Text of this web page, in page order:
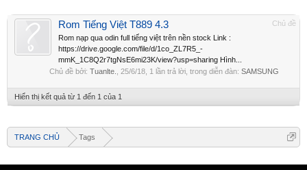
Chủ đề
Rom Tiếng Việt T889 4.3
Rom nạp qua odin full tiếng việt trên nền stock Link :
https://drive.google.com/file/d/1co_ZL7R5_-
mmK_1C8Q2r7tgNsE6mi23K/view?usp=sharing Hình...
Chủ đề bởi: Tuanlte. 25/6/18 , 1 lần trả lời, trong diễn đàn: SAMSUNG
Hiển thị kết quả từ 1 đến 1 của 1
TRANG CHỦ Tags